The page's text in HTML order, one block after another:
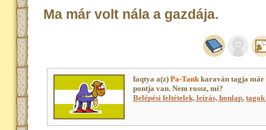
Ma már volt nála a gazdája.
faqtya a(z)Pa-Tankkaraván tagja már
pontja van. Nem rossz, mi?
Belépési feltételek, leírás, honlap,